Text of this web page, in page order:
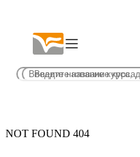
NOT FOUND 404